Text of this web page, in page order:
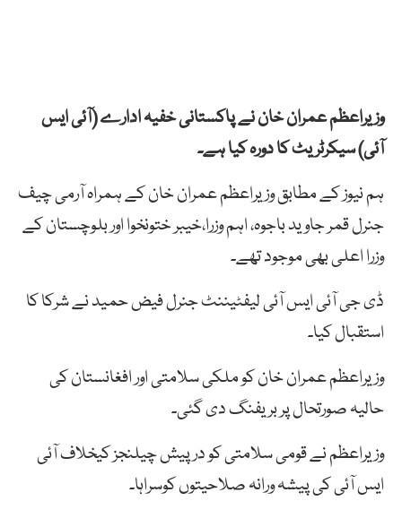
وزیراعظم عمران خان نے پاکستانی خفیہ ادارے (آئی ایس
آئی) سیکرٹریٹ کا دورہ کیا ہے۔
ہم نیوز کے مطابق وزیراعظم عمران خان کے ہمراہ آرمی چیف
جنرل قمر جاوید باجوہ، اہم وزرا،خیبر ختونخوا اور بلوچستان کے
وزرا اعلی بھی موجود تھے۔
ڈی جی آئی ایس آئی لیفٹیننٹ جنرل فیض حمید نے شرکا کا
استقبال کیا۔
وزیراعظم عمران خان کو ملکی سلامتی اور افغانستان کی
حالیہ صورتحال پر بریفنگ دی گئی۔
وزیراعظم نے قومی سلامتی کو درپیش چیلنجز کیخلاف آئی
ایس آئی کی پیشہ ورانہ صلاحیتوں کوسراہا۔